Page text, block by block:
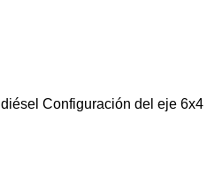
diésel Configuración del eje 6x4